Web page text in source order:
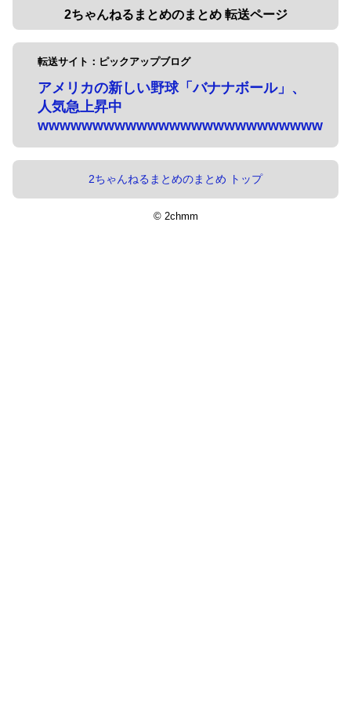
2ちゃんねるまとめのまとめ 転送ページ
転送サイト：ピックアップブログ
アメリカの新しい野球「バナナボール」、
人気急上昇中
wwwwwwwwwwwwwwwwwwwwwwwwww
2ちゃんねるまとめのまとめ トップ
© 2chmm